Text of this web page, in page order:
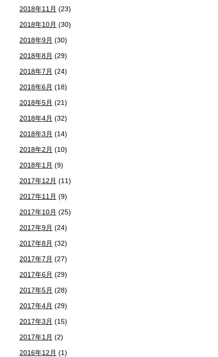
2018年11月 (23)
2018年10月 (30)
2018年9月 (30)
2018年8月 (29)
2018年7月 (24)
2018年6月 (18)
2018年5月 (21)
2018年4月 (32)
2018年3月 (14)
2018年2月 (10)
2018年1月 (9)
2017年12月 (11)
2017年11月 (9)
2017年10月 (25)
2017年9月 (24)
2017年8月 (32)
2017年7月 (27)
2017年6月 (29)
2017年5月 (28)
2017年4月 (29)
2017年3月 (15)
2017年1月 (2)
2016年12月 (1)